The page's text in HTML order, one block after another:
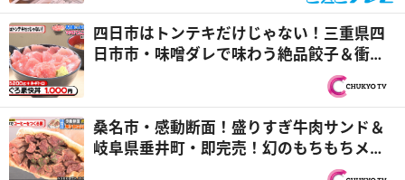
四日市はトンテキだけじゃない！三重県四
日市市・味噌ダレで味わう絶品餃子＆衝撃
価格！マグロ大盛り丼『PS純金（ゴール
桑名市・感動断面！盛りすぎ牛肉サンド＆
岐阜県垂井町・即完売！幻のもちもちメロ
ンパン 源流水でコーヒーをつくる旅『PS